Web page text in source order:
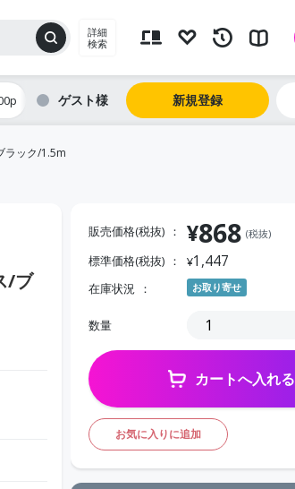
詳細
検索
ゲスト 新規登録
ラック/1.5m
/ブ
販売価格(税抜) ¥868 (税抜)
標準価格(税抜) ¥1,447
在庫状況 お取り寄せ
数量
カートへ入れる
お気に入りに追加